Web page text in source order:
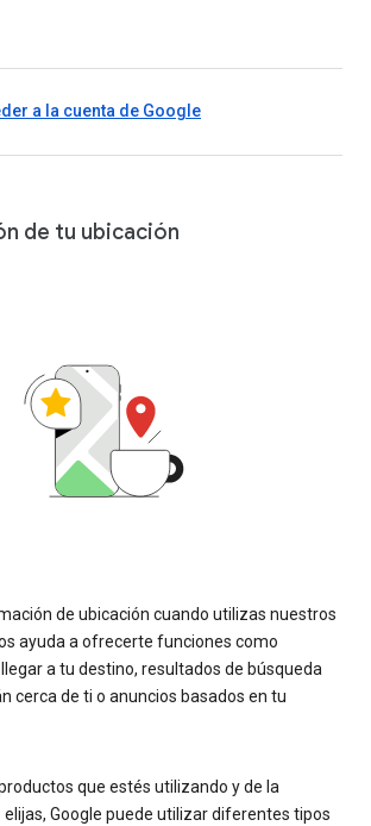
a la cuenta de Google
de tu ubicación
de ubicación cuando utilizas nuestros
ayuda a ofrecerte funciones como
a tu destino, resultados de búsqueda
cerca de ti o anuncios basados en tu
que estés utilizando y de la
Google puede utilizar diferentes tipos